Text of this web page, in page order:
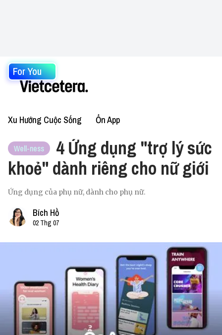
For You
Xu Hướng Cuộc Sống Ổn App
Well-ness
4 Ứng dụng "trợ lý sức
khoẻ" dành riêng cho nữ giới
Ứng dụng của phụ nữ, dành cho phụ nữ.
Bích Hồ
02 Thg 07